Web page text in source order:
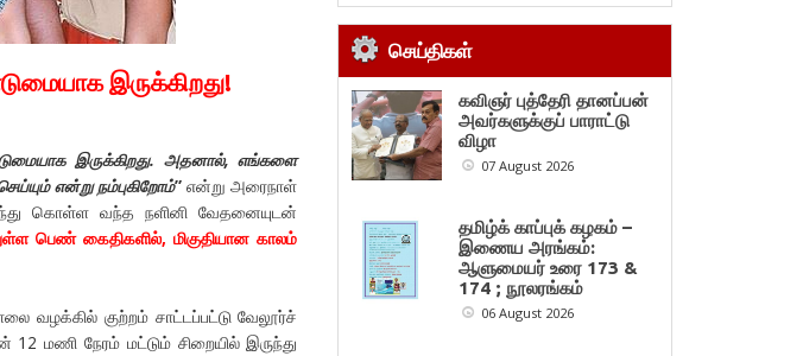
இருக்கிறது!
இருக்கிறது. அதனால்,எங்களை
என்று நம்புகிறோம்” என்று அரைநாள்
கொள்ள வந்த நளினி வேதனையுடன்
பெண் கைதிகளில், மிகுதியான காலம்
வழக்கில் குற்றம் சாட்டப்பட்டு வேலூர்ச்
மணி நேரம் மட்டும் சிறையில் இருந்து
செய்திகள்
கவிஞர் புத்தேரி தானப்பன்
அவர்களுக்குப் பாராட்டு
விழா
07 August 2026
தமிழ்க் காப்புக் கழகம் –
இணைய அரங்கம்:
ஆளுமையர் உரை 173 &
174 ; நூலரங்கம்
06 August 2026